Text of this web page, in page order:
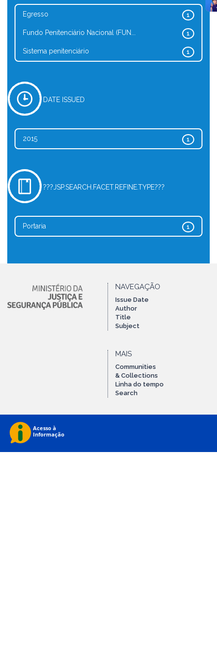
1
Egresso
1
Fundo Penitenciário Nacional (FUN...
1
Sistema penitenciário
DATE ISSUED
1
2015
???JSP.SEARCH.FACET.REFINE.TYPE???
1
Portaria
NAVEGAÇÃO
Issue Date
Author
Title
Subject
MAIS
Communities
& Collections
Linha do tempo
Search